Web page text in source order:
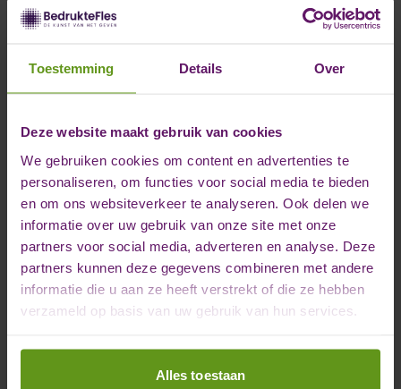
Toestemming Details Over
Deze website maakt gebruik van cookies
We gebruiken cookies om content en advertenties te
personaliseren, om functies voor social media te bieden
en om ons websiteverkeer te analyseren. Ook delen we
informatie over uw gebruik van onze site met onze
partners voor social media, adverteren en analyse. Deze
partners kunnen deze gegevens combineren met andere
informatie die u aan ze heeft verstrekt of die ze hebben
verzameld op basis van uw gebruik van hun services.
Alles toestaan
persoonlijk cadeau.
Offerte aanvragen